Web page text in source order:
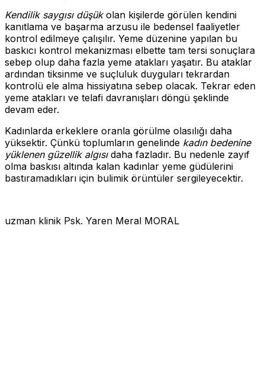
Kendilik saygısı düşükolan kişilerde görülen kendini
kanıtlama ve başarma arzusu ile bedensel faaliyetler
kontrol edilmeye çalışılır. Yeme düzenine yapılan bu
baskıcı kontrol mekanizması elbette tam tersi sonuçlara
sebep olup daha fazla yeme atakları yaşatır. Bu ataklar
ardından tiksinme ve suçluluk duyguları tekrardan
kontrolü ele alma hissiyatına sebep olacak. Tekrar eden
yeme atakları ve telafi davranışları döngü şeklinde
devam eder.
Kadınlarda erkeklere oranla görülme olasılığı daha
yüksektir. Çünkü toplumların genelinde kadın bedenine
yüklenen güzellik algısıdaha fazladır. Bu nedenle zayıf
olma baskısı altında kalan kadınlar yeme güdülerini
bastıramadıkları için bulimik örüntüler sergileyecektir.
uzman klinik Psk. Yaren Meral MORAL